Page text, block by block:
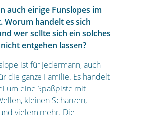
auch einige Funslopes im
Worum handelt es sich
wer sollte sich ein solches
entgehen lassen?
ist für Jedermann, auch
die ganze Familie. Es handelt
um eine Spaßpiste mit
kleinen Schanzen,
vielem mehr. Die